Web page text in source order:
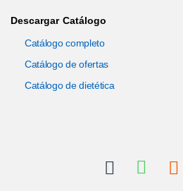
Descargar Catálogo
Catálogo completo
Catálogo de ofertas
Catálogo de dietética